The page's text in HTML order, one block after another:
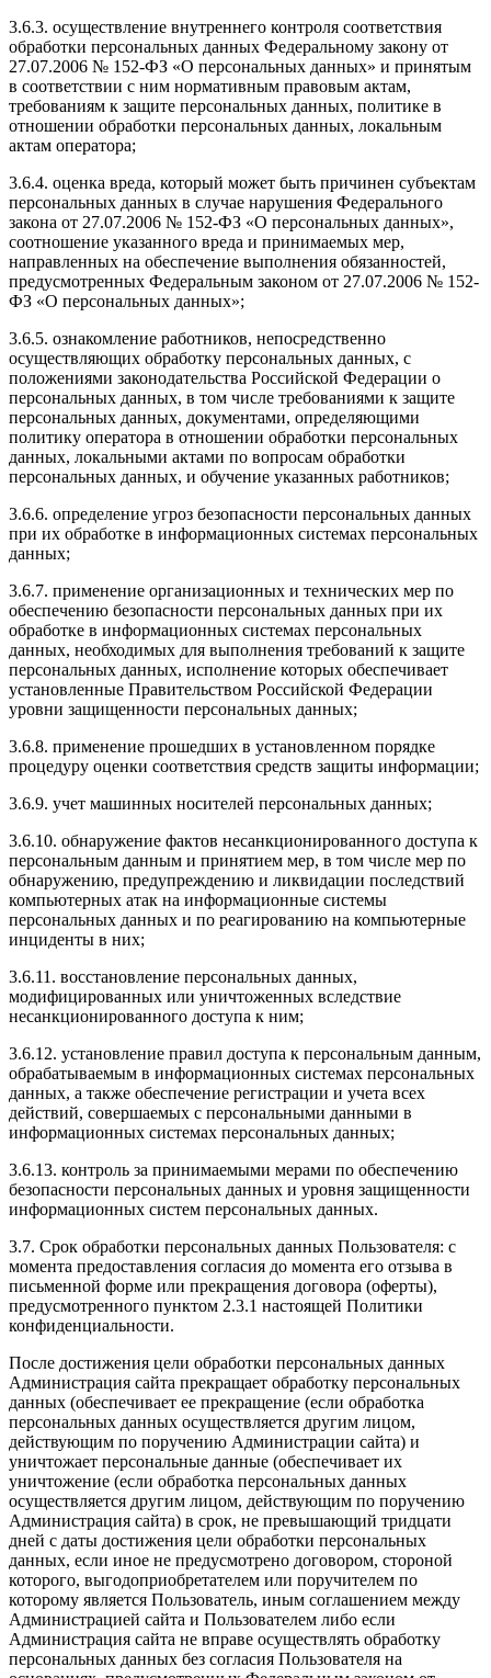
3.6.3. осуществление внутреннего контроля соответствия
обработки персональных данных Федеральному закону от
27.07.2006 № 152-ФЗ «О персональных данных» и принятым
в соответствии с ним нормативным правовым актам,
требованиям к защите персональных данных, политике в
отношении обработки персональных данных, локальным
актам оператора;
3.6.4. оценка вреда, который может быть причинен субъектам
персональных данных в случае нарушения Федерального
закона от 27.07.2006 № 152-ФЗ «О персональных данных»,
соотношение указанного вреда и принимаемых мер,
направленных на обеспечение выполнения обязанностей,
предусмотренных Федеральным законом от 27.07.2006 № 152-
ФЗ «О персональных данных»;
3.6.5. ознакомление работников, непосредственно
осуществляющих обработку персональных данных, с
положениями законодательства Российской Федерации о
персональных данных, в том числе требованиями к защите
персональных данных, документами, определяющими
политику оператора в отношении обработки персональных
данных, локальными актами по вопросам обработки
персональных данных, и обучение указанных работников;
3.6.6. определение угроз безопасности персональных данных
при их обработке в информационных системах персональных
данных;
3.6.7. применение организационных и технических мер по
обеспечению безопасности персональных данных при их
обработке в информационных системах персональных
данных, необходимых для выполнения требований к защите
персональных данных, исполнение которых обеспечивает
установленные Правительством Российской Федерации
уровни защищенности персональных данных;
3.6.8. применение прошедших в установленном порядке
процедуру оценки соответствия средств защиты информации;
3.6.9. учет машинных носителей персональных данных;
3.6.10. обнаружение фактов несанкционированного доступа к
персональным данным и принятием мер, в том числе мер по
обнаружению, предупреждению и ликвидации последствий
компьютерных атак на информационные системы
персональных данных и по реагированию на компьютерные
инциденты в них;
3.6.11. восстановление персональных данных,
модифицированных или уничтоженных вследствие
несанкционированного доступа к ним;
3.6.12. установление правил доступа к персональным данным,
обрабатываемым в информационных системах персональных
данных, а также обеспечение регистрации и учета всех
действий, совершаемых с персональными данными в
информационных системах персональных данных;
3.6.13. контроль за принимаемыми мерами по обеспечению
безопасности персональных данных и уровня защищенности
информационных систем персональных данных.
3.7. Срок обработки персональных данных Пользователя: с
момента предоставления согласия до момента его отзыва в
письменной форме или прекращения договора (оферты),
предусмотренного пунктом 2.3.1 настоящей Политики
конфиденциальности.
После достижения цели обработки персональных данных
Администрация сайта прекращает обработку персональных
данных (обеспечивает ее прекращение (если обработка
персональных данных осуществляется другим лицом,
действующим по поручению Администрации сайта) и
уничтожает персональные данные (обеспечивает их
уничтожение (если обработка персональных данных
осуществляется другим лицом, действующим по поручению
Администрация сайта) в срок, не превышающий тридцати
дней с даты достижения цели обработки персональных
данных, если иное не предусмотрено договором, стороной
которого, выгодоприобретателем или поручителем по
которому является Пользователь, иным соглашением между
Администрацией сайта и Пользователем либо если
Администрация сайта не вправе осуществлять обработку
персональных данных без согласия Пользователя на